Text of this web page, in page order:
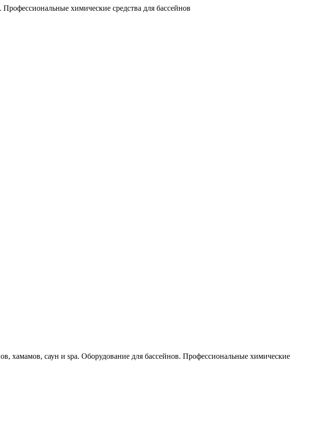
химические средства для бассейнов
саун и spa. Оборудование для бассейнов. Профессиональные химические